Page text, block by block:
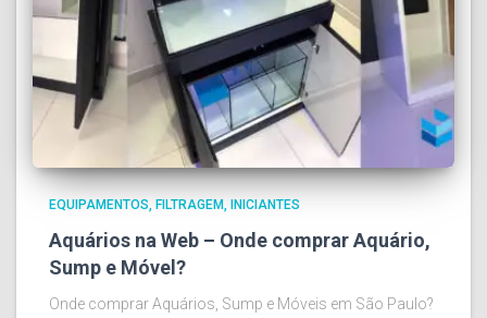
EQUIPAMENTOS FILTRAGEM INICIANTES
Aquários na Web – Onde comprar Aquário,
Sump e Móvel?
Onde comprar Aquários, Sump e Móveis em São Paulo?